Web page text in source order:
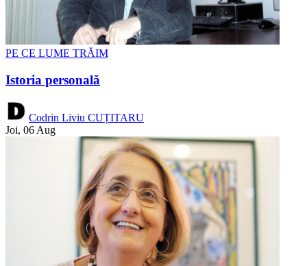
PE CE LUME TRĂIM
Istoria personală
Codrin Liviu CUȚITARU
Joi, 06 Aug